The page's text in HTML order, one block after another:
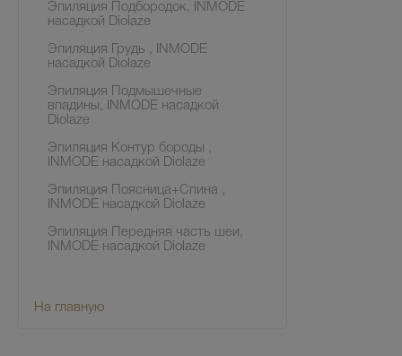
Эпиляция Подбородок, INMODE
насадкой Diolaze
Эпиляция Грудь , INMODE
насадкой Diolaze
Эпиляция Подмышечные
впадины, INMODE насадкой
Diolaze
Эпиляция Контур бороды ,
INMODE насадкой Diolaze
Эпиляция Поясница+Спина ,
INMODE насадкой Diolaze
Эпиляция Передняя часть шеи,
INMODE насадкой Diolaze
На главную